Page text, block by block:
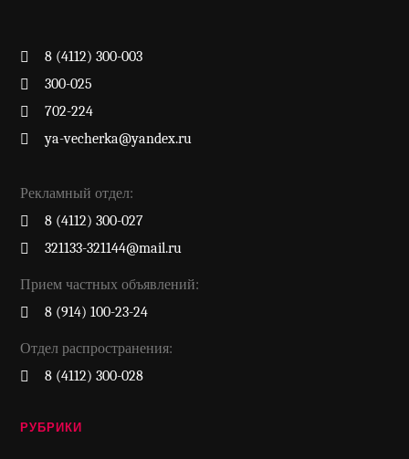
8 (4112) 300-003
300-025
702-224
ya-vecherka@yandex.ru
Рекламный отдел:
8 (4112) 300-027
321133-321144@mail.ru
Прием частных объявлений:
8 (914) 100-23-24
Отдел распространения:
8 (4112) 300-028
РУБРИКИ